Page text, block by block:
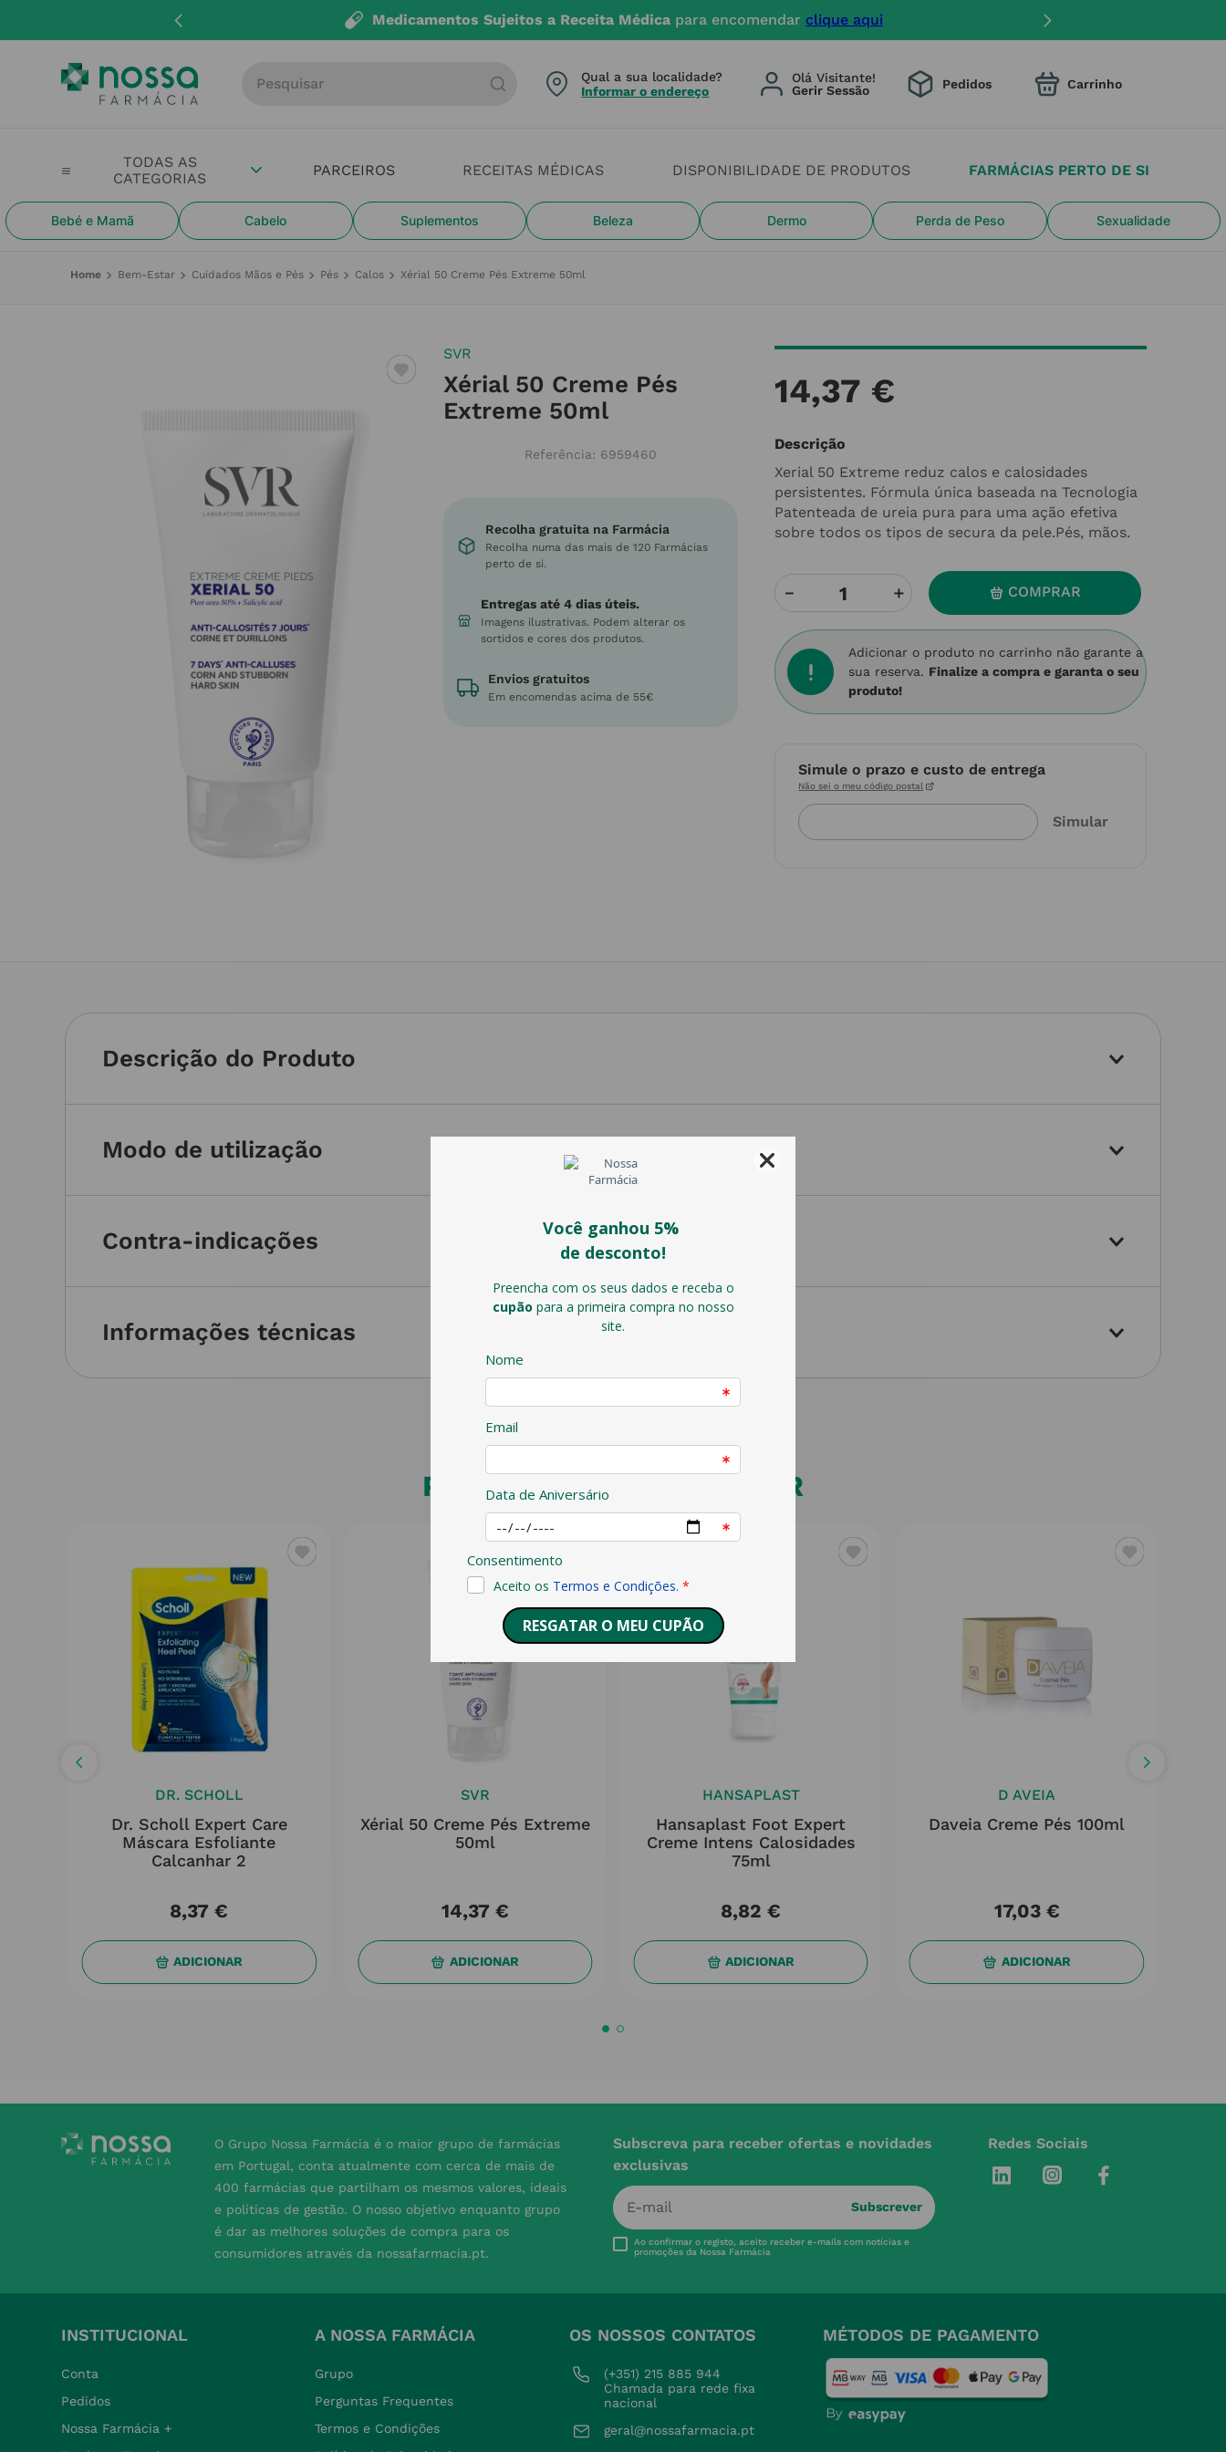
Entregas até 4 dias úteis. Devido aos cheias estamos com constrangimento na entrega.
PARCEIROS RECEITAS MÉDICAS DISPONIBILIDADE DE PRODUTOS FARMÁCIAS PERTO DE SI
Bebé e Mamã Cabelo Suplementos Beleza Dermo Perda de Peso Sexualidade
Qual a sua localidade?
Informar o endereço
Olá Visitante! Pedidos
Bem-Estar Cuidados Mãos e Pés Pés Calos Xérial 50 Creme Pés Extreme 50ml
SVR
Xérial 50 Creme Pés
Extreme 50ml
Referência: 6959460
Recolha gratuita na Farmácia
Recolha numa das mais de 120 Farmácias
perto de si.
Entregas até 4 dias úteis.
Imagens ilustrativas. Podem alterar os
sortidos e cores dos produtos.
Envios gratuitos
Em encomendas acima de 55€
14,37 €
Descrição
Xerial 50 Extreme reduz calos e calosidades
persistentes. Fórmula única baseada na Tecnologia
Patenteada de ureia pura para uma ação efetiva
sobre todos os tipos de secura da pele.Pés, mãos.
＋
－ COMPRAR
Adicionar o produto no carrinho não garante a
sua reserva. Finalize a compra e garanta o seu
produto!
Simule o prazo e custo de entrega
Não sei o meu código postal
Descrição do Produto
Modo de utilização
Contra-indicações
Informações técnicas
PODERÁ TAMBÉM GOSTAR
DR. SCHOLL
Dr. Scholl Expert Care
Máscara Esfoliante
Calcanhar 2
8,37 €
ADICIONAR
SVR
Xérial 50 Creme Pés Extreme
50ml
14,37 €
ADICIONAR
HANSAPLAST
Hansaplast Foot Expert
Creme Intens Calosidades
75ml
8,82 €
ADICIONAR
D AVEIA
Daveia Creme Pés 100ml
17,03 €
ADICIONAR
O Grupo Nossa Farmácia é o maior grupo de farmácias
em Portugal, conta atualmente com cerca de mais de
400 farmácias que partilham os mesmos valores, ideais
e políticas de gestão. O nosso objetivo enquanto grupo
é dar as melhores soluções de compra para os
consumidores através da nossafarmacia.pt.
Subscreva para receber ofertas e novidades
exclusivas
Subscrever
Ao confirmar o registo, aceito receber e-mails com notícias e
promoções da Nossa Farmácia
Redes Sociais
INSTITUCIONAL
Conta
Pedidos
Nossa Farmácia +
A NOSSA FARMÁCIA
Grupo
Perguntas Frequentes
Termos e Condições
OS NOSSOS CONTATOS
(+351) 215 885 944
Chamada para rede fixa
nacional
geral@nossafarmacia.pt
MÉTODOS DE PAGAMENTO